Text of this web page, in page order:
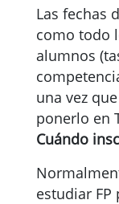
Las fechas
como todo
alumnos
una vez
ponerlo en
Cuándo
estudiar